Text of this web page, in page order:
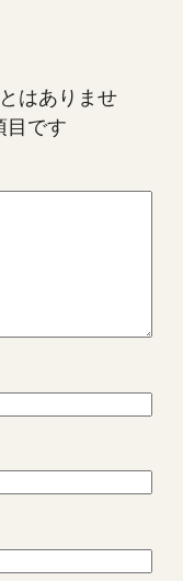
はありませ
目です